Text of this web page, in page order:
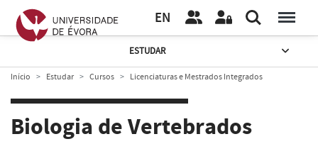
EN
ESTUDAR
Início Estudar Cursos Licenciaturas e Mestrados Integrados
Biologia de Vertebrados